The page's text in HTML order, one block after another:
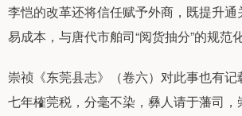
李恺的改革还将信任赋予外商，既提升
易成本，与唐代市舶司“阅货抽分”的规范
崇祯《东莞县志》（卷六）对此事也有记
七年榷莞税，分毫不染，彝人请于藩司